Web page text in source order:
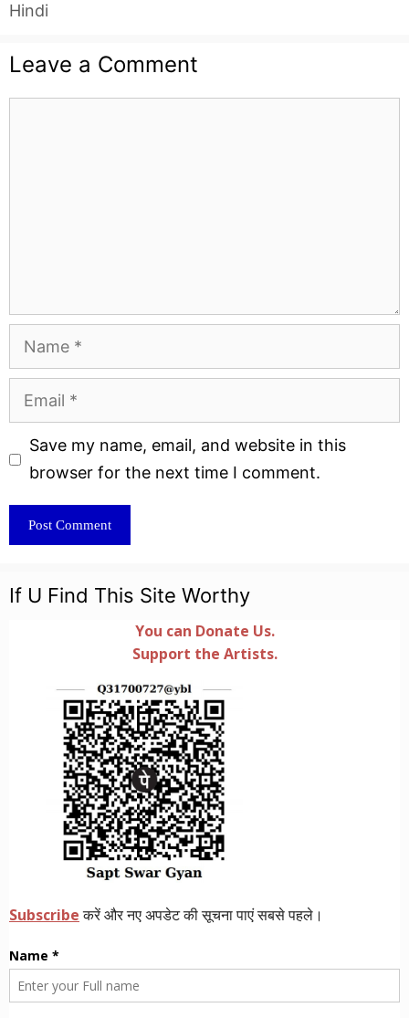
Hindi
Leave a Comment
Name
Email
Website
Save my name, email, and website in this
browser for the next time I comment.
If U Find This Site Worthy